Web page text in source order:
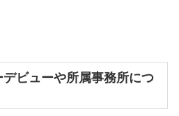
ビューや所属事務所につ